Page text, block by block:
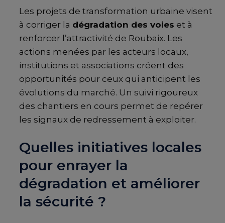
Les projets de transformation urbaine visent
à corriger la dégradation des voies et à
renforcer l’attractivité de Roubaix. Les
actions menées par les acteurs locaux,
institutions et associations créent des
opportunités pour ceux qui anticipent les
évolutions du marché. Un suivi rigoureux
des chantiers en cours permet de repérer
les signaux de redressement à exploiter.
Quelles initiatives locales
pour enrayer la
dégradation et améliorer
la sécurité ?